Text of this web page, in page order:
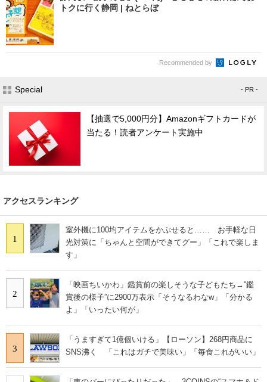
トクに行く静岡 | ねとらぼ
Recommended by
Special - PR -
【抽選で5,000円分】Amazonギフトカードが
当たる！読者アンケート実施中
アクセスランキング
1
室外機に100均アイテムをかぶせると…… お手軽な日
光対策に「ちゃんと空間ができてグー」「これで楽しま
す」
2
「映画ちいかわ」鑑賞前の楽しそうな子どもたち→“鑑
賞後の様子”に2900万表示「そうなるわなw」「分かる
よ」「いったい何が」
3
「うますぎて1億個いける」【ローソン】268円商品に
SNS沸く 「これはガチで美味い」「毎食これがいい」